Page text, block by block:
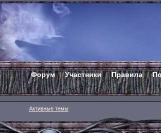
Форум Участники Правила
Активные темы